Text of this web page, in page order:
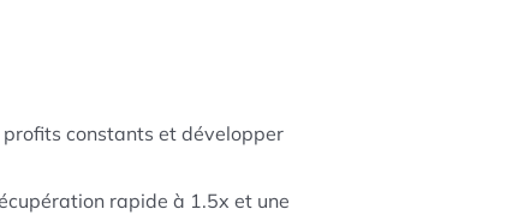
constants et développer
rapide à 1.5x et une